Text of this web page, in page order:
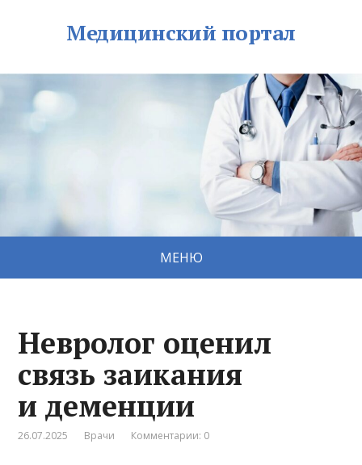
Медицинский портал
МЕНЮ
Невролог оценил
связь заикания
и деменции
26.07.2025 Врачи Комментарии: 0